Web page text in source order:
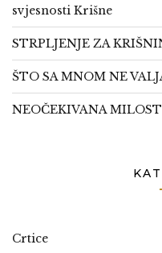
svjesnosti Krišne
STRPLJENJE ZA
ŠTO SA MNOM NE
NEOČEKIVANA MILOST
Crtice